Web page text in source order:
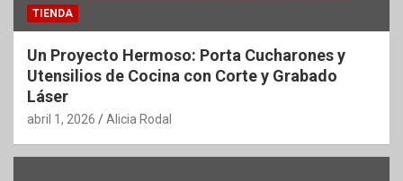
TIENDA
Un Proyecto Hermoso: Porta Cucharones y
Utensilios de Cocina con Corte y Grabado
Láser
abril 1, 2026 Alicia Rodal